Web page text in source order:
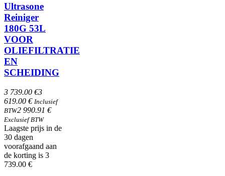
Ultrasone
Reiniger
180G 53L
VOOR
OLIEFILTRATIE
EN
SCHEIDING
3 739.00 €3
619.00 € Inclusief
BTW2 990.91 €
Exclusief BTW
Laagste prijs in de
30 dagen
voorafgaand aan
de korting is 3
739.00 €